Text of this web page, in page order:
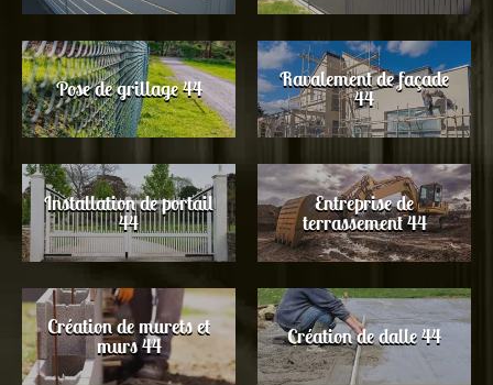
Pose de grillage 44 Ravalement de façade
44
Installation de portail
44
Entreprise de
terrassement 44
Création de murets et
murs 44 Création de dalle 44